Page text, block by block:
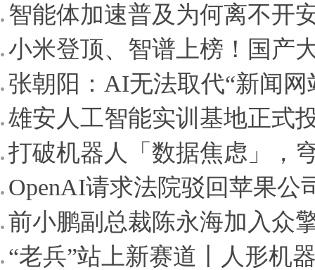
智能体加速普及为何离不开
小米登顶、智谱上榜！国产
张朝阳：AI无法取代“新闻网
雄安人工智能实训基地正式
打破机器人「数据焦虑」，
OpenAI请求法院驳回苹果公
前小鹏副总裁陈永海加入众
“老兵”站上新赛道丨人形机